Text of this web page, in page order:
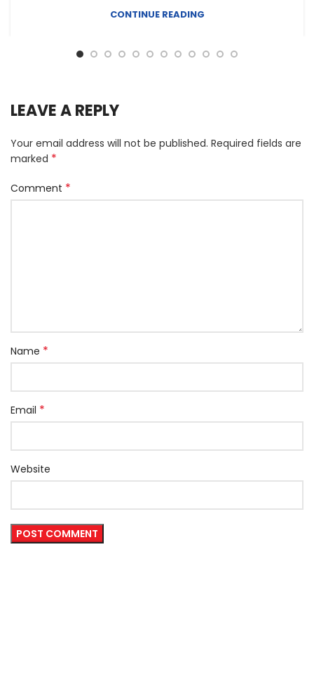
CONTINUE READING
LEAVE A REPLY
Your email address will not be published. Required fields are
marked *
Comment *
Name *
Email *
Website